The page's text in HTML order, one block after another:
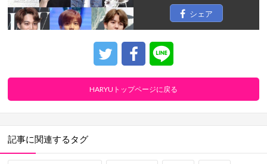
シェア
HARYUトップページに戻る
記事に関連するタグ